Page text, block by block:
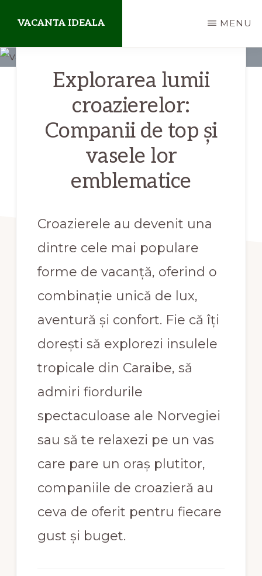
main
content
VACANTA IDEALA
blog
MENU
Explorarea lumii
croazierelor:
Companii de top și
vasele lor
emblematice
Croazierele au devenit una
dintre cele mai populare
forme de vacanță, oferind o
combinație unică de lux,
aventură și confort. Fie că îți
dorești să explorezi insulele
tropicale din Caraibe, să
admiri fiordurile
spectaculoase ale Norvegiei
sau să te relaxezi pe un vas
care pare un oraș plutitor,
companiile de croazieră au
ceva de oferit pentru fiecare
gust și buget.